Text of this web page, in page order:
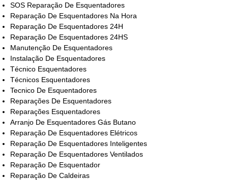
SOS Reparação De Esquentadores
Reparação De Esquentadores Na Hora
Reparação De Esquentadores 24H
Reparação De Esquentadores 24HS
Manutenção De Esquentadores
Instalação De Esquentadores
Técnico Esquentadores
Técnicos Esquentadores
Tecnico De Esquentadores
Reparações De Esquentadores
Reparações Esquentadores
Arranjo De Esquentadores Gás Butano
Reparação De Esquentadores Elétricos
Reparação De Esquentadores Inteligentes
Reparação De Esquentadores Ventilados
Reparação De Esquentador
Reparação De Caldeiras